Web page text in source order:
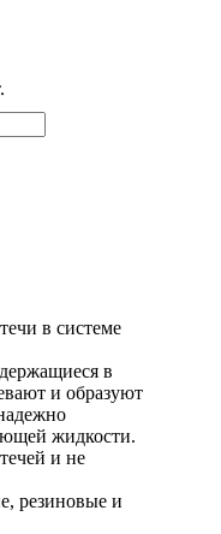
в системе
в
и образуют
жидкости.
и не
резиновые и